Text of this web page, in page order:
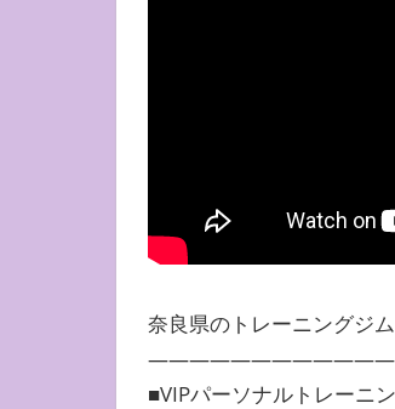
奈良県のトレーニングジ
■VIPパーソナルトレーニ